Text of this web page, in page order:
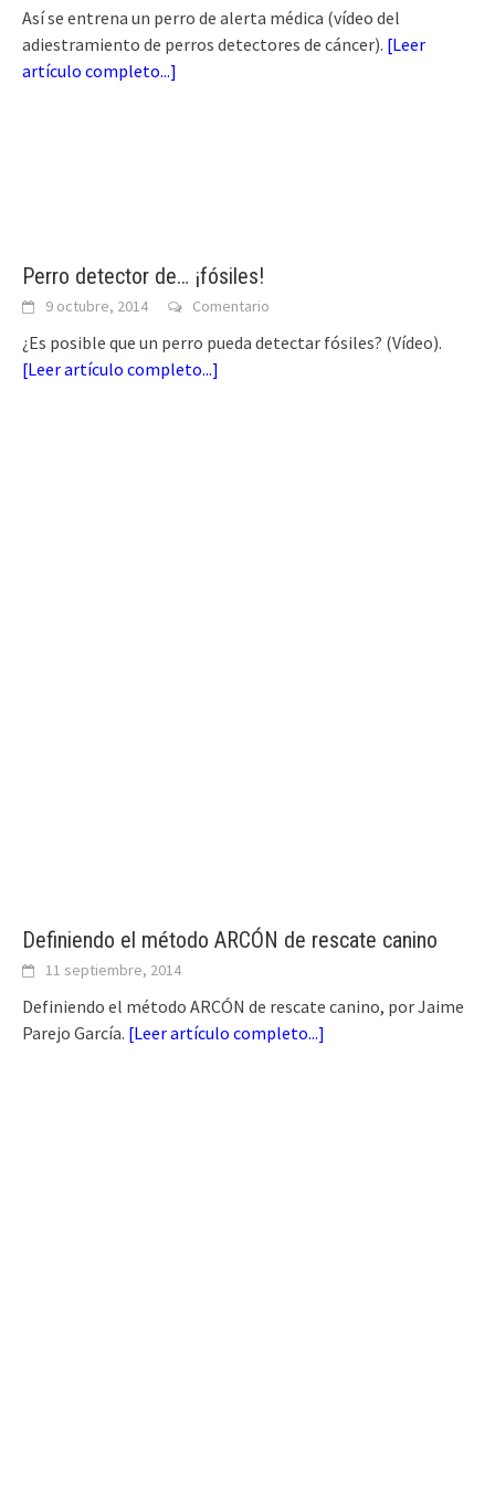
Así se entrena un perro de alerta médica (vídeo del
adiestramiento de perros detectores de cáncer). [Leer
artículo completo...]
Perro detector de… ¡fósiles!
9 octubre, 2014 Comentario
¿Es posible que un perro pueda detectar fósiles? (Vídeo).
[Leer artículo completo...]
Definiendo el método ARCÓN de rescate canino
11 septiembre, 2014
Definiendo el método ARCÓN de rescate canino, por Jaime
Parejo García. [Leer artículo completo...]